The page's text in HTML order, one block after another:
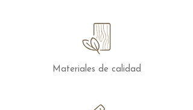
Sus diseños refinados de corte italiano
nos permiten crear ambientes elegantes
y acogedores con módulos que sirven
para varios puntos del hogar.
Materiales de calidad